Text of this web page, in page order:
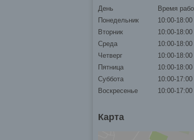
День
Время
Понедельник
10:00-18:00
Вторник
10:00-18:00
Среда
10:00-18:00
Четверг
10:00-18:00
Пятница
10:00-18:00
Суббота
10:00-17:00
Воскресенье
10:00-17:00
Карта